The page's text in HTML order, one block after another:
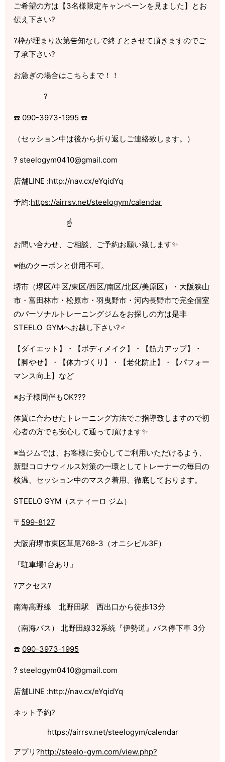
ご希望の方は【3名様限定キャンペーンを見ました】とお
伝え下さい?
?枠が埋まり次第告知なしで終了とさせて頂きますのでご
了承下さい?
お急ぎの場合はこちらまで！！
?
☎️ 090-3973-1995 ☎️
（セッション中は後から折り返しご連絡致します。）
? steelogym0410@gmail.com
店舗LINE :http://nav.cx/eYqidYq
予約:https://airrsv.net/steelogym/calendar
☝️
お問い合わせ、ご相談、ご予約お願い致します✨
※他のクーポンと併用不可。
堺市（堺区/中区/東区/西区/南区/北区/美原区）・大阪狭山
市・富田林市・松原市・羽曳野市・河内長野市で完全個室
のパーソナルトレーニングジムをお探しの方は是非
STEELO GYMへお越し下さい?‍♂️
【ダイエット】・【ボディメイク】・【筋力アップ】・
【脚やせ】・【体力づくり】・【老化防止】・【パフォー
マンス向上】など
※お子様同伴もOK???
体質に合わせたトレーニング方法でご指導致しますので初
心者の方でも安心して通って頂けます✨
※当ジムでは、お客様に安心してご利用いただけるよう、
新型コロナウィルス対策の一環としてトレーナーの毎日の
検温、セッション中のマスク着用、徹底しております。
STEELO GYM（スティーロ ジム）
〒 599-8127
大阪府堺市東区草尾768-3（オニシビル3F）
『駐車場1台あり』
?アクセス?
南海高野線 北野田駅 西出口から徒歩13分
（南海バス） 北野田線32系統『伊勢道』バス停下車 3分
☎️ 090-3973-1995
? steelogym0410@gmail.com
店舗LINE :http://nav.cx/eYqidYq
ネット予約?
https://airrsv.net/steelogym/calendar
アプリ?http://steelo-gym.com/view.php?